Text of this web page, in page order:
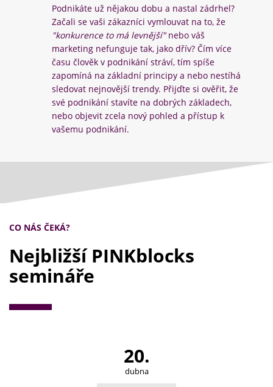
Podnikáte už nějakou dobu a nastal zádrhel?
Začali se vaši zákazníci vymlouvat na to, že
"konkurence to má levnější" nebo váš
marketing nefunguje tak, jako dřív? Čím více
času člověk v podnikání stráví, tím spíše
zapomíná na základní principy a nebo nestíhá
sledovat nejnovější trendy. Přijďte si ověřit, že
své podnikání stavíte na dobrých základech,
nebo objevit zcela nový pohled a přístup k
vašemu podnikání.
CO NÁS ČEKÁ?
Nejbližší PINKblocks
semináře
20.
dubna